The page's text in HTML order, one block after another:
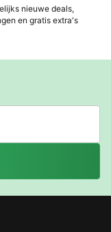
nieuwe deals,
en gratis extra's